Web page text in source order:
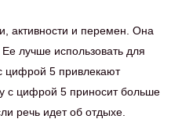
активности и перемен. Она
лучше использовать для
цифрой 5 привлекают
с цифрой 5 приносит больше
речь идет об отдыхе.